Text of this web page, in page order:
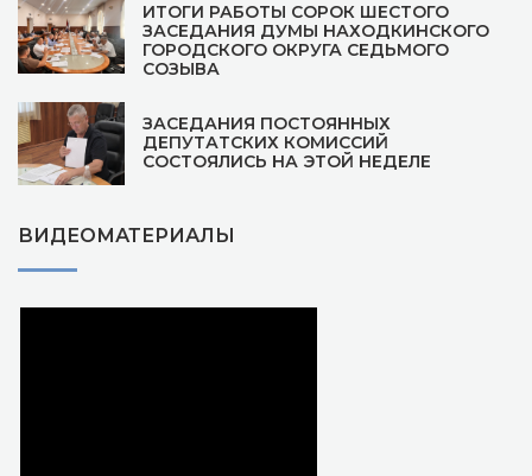
ИТОГИ РАБОТЫ СОРОК ШЕСТОГО
ЗАСЕДАНИЯ ДУМЫ НАХОДКИНСКОГО
ГОРОДСКОГО ОКРУГА СЕДЬМОГО
СОЗЫВА
ЗАСЕДАНИЯ ПОСТОЯННЫХ
ДЕПУТАТСКИХ КОМИССИЙ
СОСТОЯЛИСЬ НА ЭТОЙ НЕДЕЛЕ
ВИДЕОМАТЕРИАЛЫ